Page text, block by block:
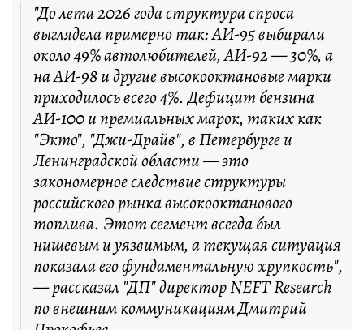
"До лета 2026 года структура спроса
выглядела примерно так: АИ-95 выбирали
около 49% автолюбителей, АИ-92 — 30%, а
на АИ-98 и другие высокооктановые марки
приходилось всего 4%. Дефицит бензина
АИ-100 и премиальных марок, таких как
"Экто", "Джи-Драйв", в Петербурге и
Ленинградской области — это
закономерное следствие структуры
российского рынка высокооктанового
топлива. Этот сегмент всегда был
нишевым и уязвимым, а текущая ситуация
показала его фундаментальную хрупкость",
— рассказал "ДП" директор NEFT Research
по внешним коммуникациям Дмитрий